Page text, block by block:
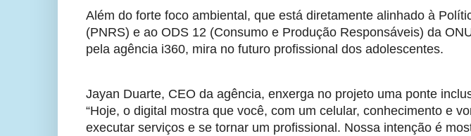
Além do forte foco ambiental, que está diretamente alinhado à
(PNRS) e ao ODS 12 (Consumo e Produção Responsáveis) da
pela agência i360, mira no futuro profissional dos adolescentes.
Jayan Duarte, CEO da agência, enxerga no projeto uma ponte
“Hoje, o digital mostra que você, com um celular, conhecimento e
executar serviços e se tornar um profissional. Nossa intenção é